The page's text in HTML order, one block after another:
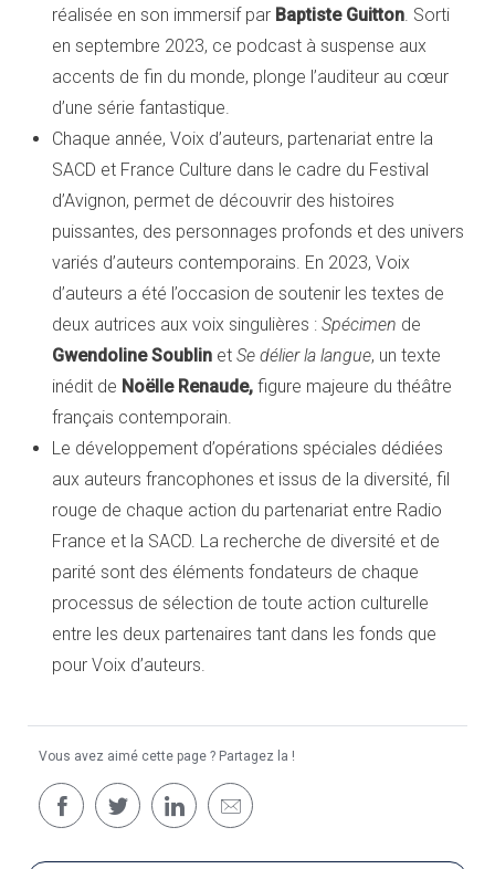
réalisée en son immersif par Baptiste Guitton. Sorti
en septembre 2023, ce podcast à suspense aux
accents de fin du monde, plonge l’auditeur au cœur
d’une série fantastique.
Chaque année, Voix d’auteurs, partenariat entre la
SACD et France Culture dans le cadre du Festival
d’Avignon, permet de découvrir des histoires
puissantes, des personnages profonds et des univers
variés d’auteurs contemporains. En 2023, Voix
d’auteurs a été l’occasion de soutenir les textes de
deux autrices aux voix singulières : Spécimen de
Gwendoline Soublin et Se délier la langue, un texte
inédit de Noëlle Renaude, figure majeure du théâtre
français contemporain.
Le développement d’opérations spéciales dédiées
aux auteurs francophones et issus de la diversité, fil
rouge de chaque action du partenariat entre Radio
France et la SACD. La recherche de diversité et de
parité sont des éléments fondateurs de chaque
processus de sélection de toute action culturelle
entre les deux partenaires tant dans les fonds que
pour Voix d’auteurs.
Vous avez aimé cette page ? Partagez la !